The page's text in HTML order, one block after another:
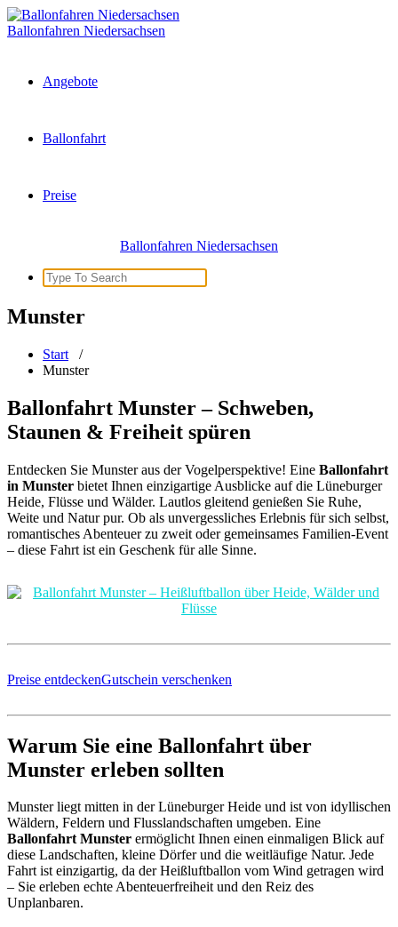
Zum
Inhalt
Ballonfahren Niedersachsen
Angebote
Ballonfahrt
Preise
Ballonfahren Niedersachsen
Search
for:
Munster
Start /
Munster
Ballonfahrt Munster – Schweben,
Staunen & Freiheit spüren
Entdecken Sie Munster aus der Vogelperspektive! Eine Ballonfahrt
in Munster bietet Ihnen einzigartige Ausblicke auf die Lüneburger
Heide, Flüsse und Wälder. Lautlos gleitend genießen Sie Ruhe,
Weite und Natur pur. Ob als unvergessliches Erlebnis für sich selbst,
romantisches Abenteuer zu zweit oder gemeinsames Familien-Event
– diese Fahrt ist ein Geschenk für alle Sinne.
Preise entdeckenGutschein verschenken
Warum Sie eine Ballonfahrt über
Munster erleben sollten
Munster liegt mitten in der Lüneburger Heide und ist von idyllischen
Wäldern, Feldern und Flusslandschaften umgeben. Eine
Ballonfahrt Munster ermöglicht Ihnen einen einmaligen Blick auf
diese Landschaften, kleine Dörfer und die weitläufige Natur. Jede
Fahrt ist einzigartig, da der Heißluftballon vom Wind getragen wird
– Sie erleben echte Abenteuerfreiheit und den Reiz des
Unplanbaren.